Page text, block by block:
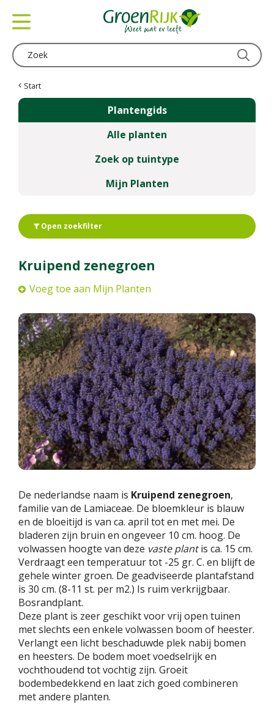
Start
Plantengids
Alle planten
Zoek op tuintype
Mijn Planten
Open zoekfilter
Kruipend zenegroen
Voeg toe aan Mijn Planten
De nederlandse naam is Kruipend zenegroen,
familie van de Lamiaceae. De bloemkleur is blauw
en de bloeitijd is van ca. april tot en met mei. De
bladeren zijn bruin en ongeveer 10 cm. hoog. De
volwassen hoogte van deze vaste plantis ca. 15 cm.
Verdraagt een temperatuur tot -25 gr. C. en blijft de
gehele winter groen. De geadviseerde plantafstand
is 30 cm. (8-11 st. per m2.) Is ruim verkrijgbaar.
Bosrandplant.
Deze plant is zeer geschikt voor vrij open tuinen
met slechts een enkele volwassen boom of heester.
Verlangt een licht beschaduwde plek nabij bomen
en heesters. De bodem moet voedselrijk en
vochthoudend tot vochtig zijn. Groeit
bodembedekkend en laat zich goed combineren
met andere planten.